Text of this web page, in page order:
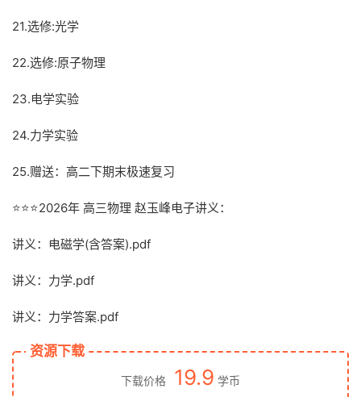
21.选修:光学
22.选修:原子物理
23.电学实验
24.力学实验
25.赠送：高二下期末极速复习
⭐⭐⭐2026年 高三物理 赵玉峰电子讲义：
讲义：电磁学(含答案).pdf
讲义：力学.pdf
讲义：力学答案.pdf
资源下载
下载价格 19.9 学币